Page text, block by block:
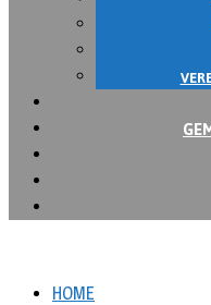
HOME